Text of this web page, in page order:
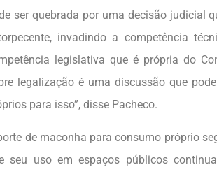
ser quebrada por uma decisão judicial
invadindo a competência
legislativa que é própria do
legalização é uma discussão que
para isso”, disse Pacheco.
de maconha para consumo próprio
seu uso em espaços públicos